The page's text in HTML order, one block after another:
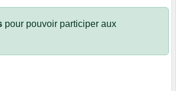
pour pouvoir participer aux